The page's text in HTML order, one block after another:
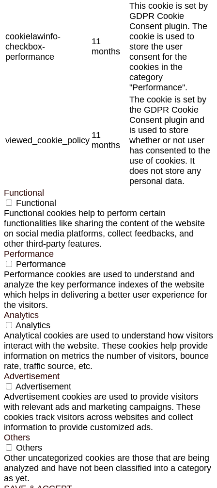
cookielawinfo-
checkbox-
performance
11
months
This cookie is set by
GDPR Cookie
Consent plugin. The
cookie is used to
store the user
consent for the
cookies in the
category
"Performance".
viewed_cookie_policy
11
months
The cookie is set by
the GDPR Cookie
Consent plugin and
is used to store
whether or not user
has consented to the
use of cookies. It
does not store any
personal data.
Functional
Functional
Functional cookies help to perform certain
functionalities like sharing the content of the website
on social media platforms, collect feedbacks, and
other third-party features.
Performance
Performance
Performance cookies are used to understand and
analyze the key performance indexes of the website
which helps in delivering a better user experience for
the visitors.
Analytics
Analytics
Analytical cookies are used to understand how visitors
interact with the website. These cookies help provide
information on metrics the number of visitors, bounce
rate, traffic source, etc.
Advertisement
Advertisement
Advertisement cookies are used to provide visitors
with relevant ads and marketing campaigns. These
cookies track visitors across websites and collect
information to provide customized ads.
Others
Others
Other uncategorized cookies are those that are being
analyzed and have not been classified into a category
as yet.